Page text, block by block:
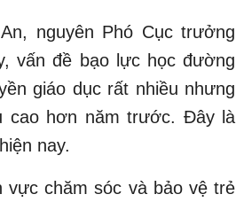
nguyên Phó Cục trưởng
vấn đề bạo lực học đường
giáo dục rất nhiều nhưng
cao hơn năm trước. Đây là
nay.
vực chăm sóc và bảo vệ trẻ